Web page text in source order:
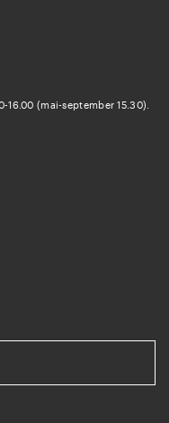
(mai-september 15.30).